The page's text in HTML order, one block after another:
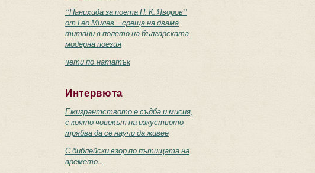
“Панихида за поета П. К. Яворов”
от Гео Милев – среща на двама
титани в полето на българската
модерна поезия
чети по-нататък
Интервюта
Емигрантството е съдба и мисия,
с която човекът на изкуството
трябва да се научи да живее
С библейски взор по пътищата на
времето...